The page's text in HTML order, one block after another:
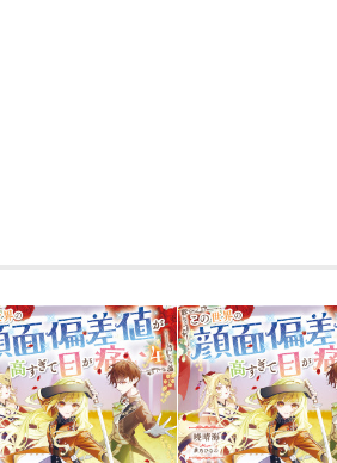
げで、気が付けば６巻発売と相成り
られたのも皆様方のおかげと、感謝
よいよ、バッシュ公爵領編に突入！
です。